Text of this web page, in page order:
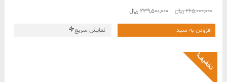
265,000,000﷼
قیمت
بود.
239,500,000 ﷼قیمت
239,500,000 ﷼
است.
افزودن به سبد نمایش سریع
تخفیف!